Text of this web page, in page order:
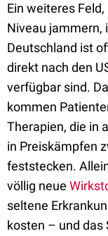
Ein weiteres
Niveau jammern,
Deutschland ist
direkt nach den
verfügbar sind.
kommen
Therapien, die in
in Preiskämpfen
feststecken.
völlig neue
seltene
kosten – und das